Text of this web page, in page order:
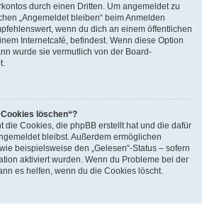
durch einen Dritten. Um angemeldet zu
„Angemeldet bleiben“ beim Anmelden
wenn du dich an einem öffentlichen
Internetcafé, befindest. Wenn diese Option
wurde sie vermutlich von der Board-
löschen“?
die Cookies, die phpBB erstellt hat und die dafür
bleibst. Außerdem ermöglichen
beispielsweise den „Gelesen“-Status – sofern
aktiviert wurden. Wenn du Probleme bei der
es helfen, wenn du die Cookies löscht.